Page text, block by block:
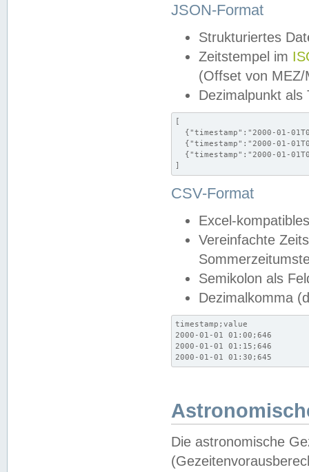
JSON-Format
Strukturiertes
Zeitstempel im
(Offset von MEZ/
Dezimalpunkt als
[
{"timestamp":"2000-01-
{"timestamp":"2000-01-
{"timestamp":"2000-01-
]
CSV-Format
Excel-
Vereinfachte
Semikolon als
Dezimalkomma
timestamp;value
2000-01-01 01:00;646
2000-01-01 01:15;646
2000-01-01 01:30;645
Die astronomische